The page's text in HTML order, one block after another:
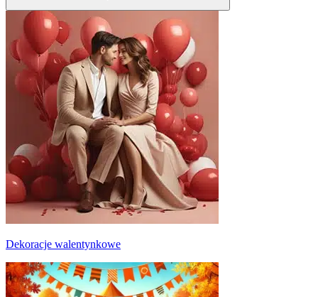
Dekoracje walentynkowe